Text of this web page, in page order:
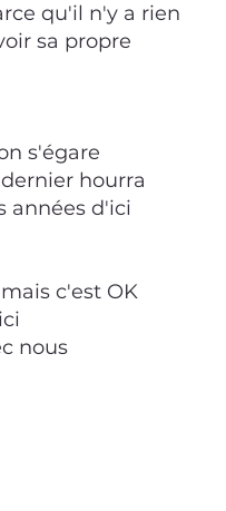
qu'il n'y a rien
sa propre
s'égare
hourra
années d'ici
c'est OK
nous